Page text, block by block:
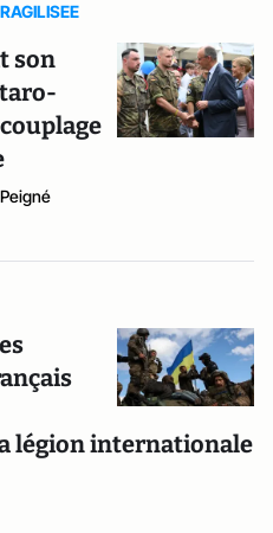
son
légion internationale